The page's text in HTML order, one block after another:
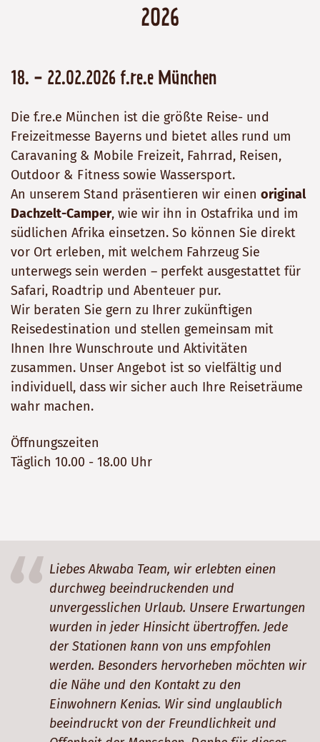
2026
18. - 22.02.2026 f.re.e München
Die f.re.e München ist die größte Reise- und
Freizeitmesse Bayerns und bietet alles rund um
Caravaning & Mobile Freizeit, Fahrrad, Reisen,
Outdoor & Fitness sowie Wassersport.
An unserem Stand präsentieren wir einen original
Dachzelt-Camper, wie wir ihn in Ostafrika und im
südlichen Afrika einsetzen. So können Sie direkt
vor Ort erleben, mit welchem Fahrzeug Sie
unterwegs sein werden – perfekt ausgestattet für
Safari, Roadtrip und Abenteuer pur.
Wir beraten Sie gern zu Ihrer zukünftigen
Reisedestination und stellen gemeinsam mit
Ihnen Ihre Wunschroute und Aktivitäten
zusammen. Unser Angebot ist so vielfältig und
individuell, dass wir sicher auch Ihre Reiseträume
wahr machen.
Öffnungszeiten
Täglich 10.00 - 18.00 Uhr
Liebes Akwaba Team, wir erlebten einen
durchweg beeindruckenden und
unvergesslichen Urlaub. Unsere Erwartungen
wurden in jeder Hinsicht übertroffen. Jede
der Stationen kann von uns empfohlen
werden. Besonders hervorheben möchten wir
die Nähe und den Kontakt zu den
Einwohnern Kenias. Wir sind unglaublich
beeindruckt von der Freundlichkeit und